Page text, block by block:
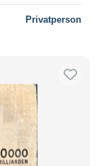
Privatperson